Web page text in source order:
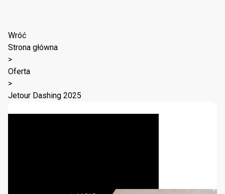
Wróć
Strona główna
>
Oferta
>
Jetour Dashing 2025